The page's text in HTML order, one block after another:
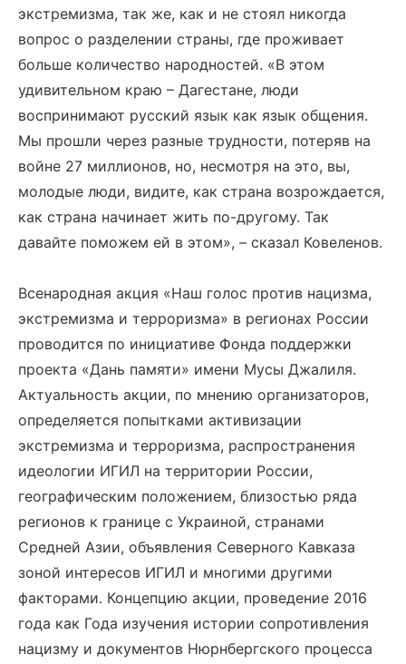
экстремизма, так же, как и не стоял никогда
вопрос о разделении страны, где проживает
больше количество народностей. «В этом
удивительном краю – Дагестане, люди
воспринимают русский язык как язык общения.
Мы прошли через разные трудности, потеряв на
войне 27 миллионов, но, несмотря на это, вы,
молодые люди, видите, как страна возрождается,
как страна начинает жить по-другому. Так
давайте поможем ей в этом», – сказал Ковеленов.
Всенародная акция «Наш голос против нацизма,
экстремизма и терроризма» в регионах России
проводится по инициативе Фонда поддержки
проекта «Дань памяти» имени Мусы Джалиля.
Актуальность акции, по мнению организаторов,
определяется попытками активизации
экстремизма и терроризма, распространения
идеологии ИГИЛ на территории России,
географическим положением, близостью ряда
регионов к границе с Украиной, странами
Средней Азии, объявления Северного Кавказа
зоной интересов ИГИЛ и многими другими
факторами. Концепцию акции, проведение 2016
года как Года изучения истории сопротивления
нацизму и документов Нюрнбергского процесса